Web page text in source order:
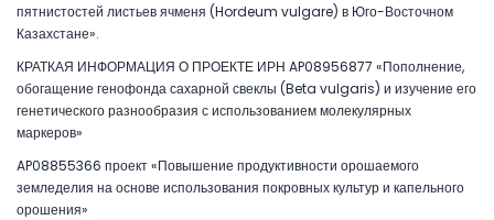
пятнистостей листьев ячменя (Hordeum vulgare) в Юго-Восточном
Казахстане».
КРАТКАЯ ИНФОРМАЦИЯ О ПРОЕКТЕ ИРН AP08956877 «Пополнение,
обогащение генофонда сахарной свеклы (Beta vulgaris) и изучение его
генетического разнообразия с использованием молекулярных
маркеров»
AP08855366 проект «Повышение продуктивности орошаемого
земледелия на основе использования покровных культур и капельного
орошения»